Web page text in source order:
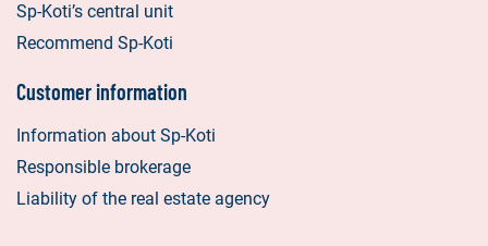
Sp-Koti’s central unit
Recommend Sp-Koti
Customer information
Information about Sp-Koti
Responsible brokerage
Liability of the real estate agency